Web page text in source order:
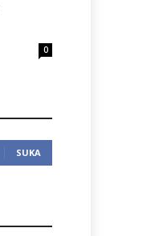
0
SUKA